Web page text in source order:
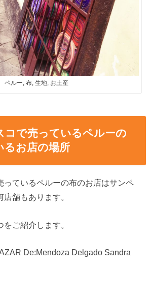
ペルー, 布, 生地, お土産
コで売っているペルーの
るお店の場所
っているペルーの布のお店はサンペ
店舗もあります。
ご紹介します。
De:Mendoza Delgado Sandra